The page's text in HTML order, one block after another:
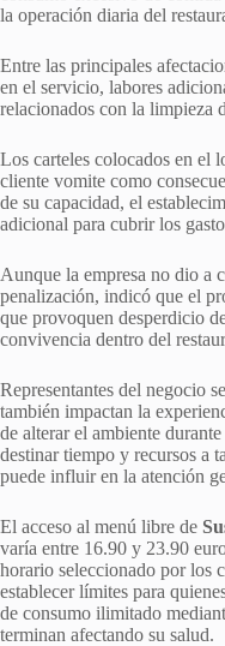
la operación diaria del
Entre las principales
en el servicio, labores
relacionados con la limpieza
Los carteles colocados en el
cliente vomite como
de su capacidad, el
adicional para cubrir los
Aunque la empresa no dio a
penalización, indicó que el
que provoquen desperdicio
convivencia dentro del
Representantes del negocio
también impactan la
de alterar el ambiente
destinar tiempo y recursos a
puede influir en la atención
El acceso al menú libre de
varía entre 16.90 y 23.90
horario seleccionado por los
establecer límites para
de consumo ilimitado
terminan afectando su salud.